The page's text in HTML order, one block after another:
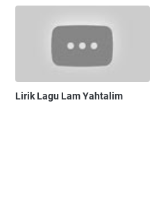
Lirik Lagu Lam Yahtalim